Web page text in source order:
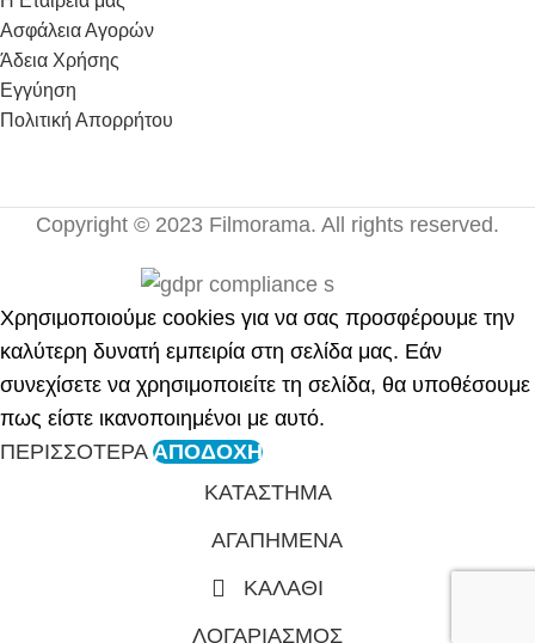
Ασφάλεια Αγορών
Άδεια Χρήσης
Εγγύηση
Πολιτική Απορρήτου
Copyright © 2023 Filmorama. All rights reserved.
Χρησιμοποιούμε cookies για να σας προσφέρουμε την
καλύτερη δυνατή εμπειρία στη σελίδα μας. Εάν
συνεχίσετε να χρησιμοποιείτε τη σελίδα, θα υποθέσουμε
πως είστε ικανοποιημένοι με αυτό.
ΠΕΡΙΣΣΟΤΕΡΑ ΑΠΟΔΟΧΗ
ΚΑΤΑΣΤΗΜΑ
ΑΓΑΠΗΜΕΝΑ
ΚΑΛΑΘΙ
ΛΟΓΑΡΙΑΣΜΟΣ